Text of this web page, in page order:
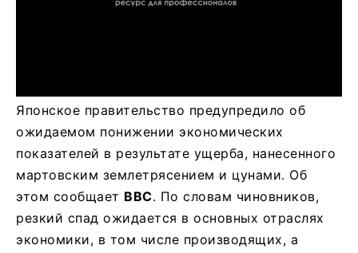
Японское правительство предупредило об
ожидаемом понижении экономических
показателей в результате ущерба, нанесенного
мартовским землетрясением и цунами. Об
этом сообщает BBС. По словам чиновников,
резкий спад ожидается в основных отраслях
экономики, в том числе производящих, а